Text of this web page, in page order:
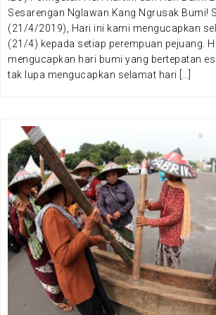
Sesarengan Nglawan Kang Ngrusak Bumi!
(21/4/2019), Hari ini kami mengucapkan
(21/4) kepada setiap perempuan pejuang.
mengucapkan hari bumi yang bertepatan
tak lupa mengucapkan selamat hari […]